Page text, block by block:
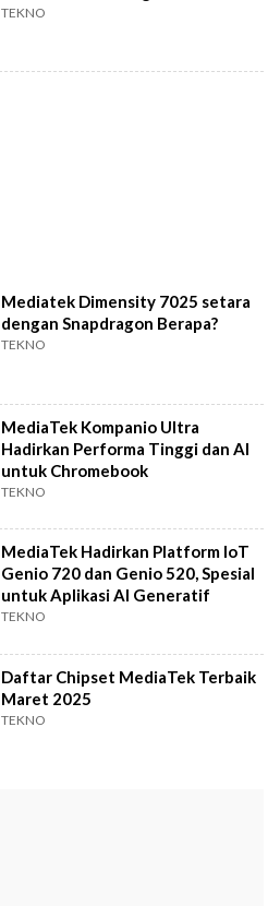
TEKNO
Mediatek Dimensity 7025 setara
dengan Snapdragon Berapa?
TEKNO
MediaTek Kompanio Ultra
Hadirkan Performa Tinggi dan AI
untuk Chromebook
TEKNO
MediaTek Hadirkan Platform IoT
Genio 720 dan Genio 520, Spesial
untuk Aplikasi AI Generatif
TEKNO
Daftar Chipset MediaTek Terbaik
Maret 2025
TEKNO